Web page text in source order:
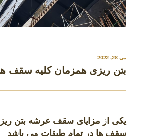
نوشته‌شده
می 28, 2022
بتن ریزی همزمان کلیه سقف
یکی از مزایای سقف عرشه بتن
سقف ها در تمام طبقات می باشد